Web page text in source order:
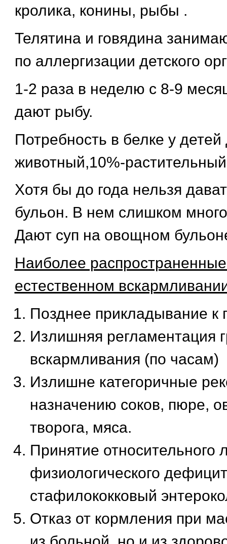
кролика, конины, рыбы .
Телятина и говядина
по аллергизации детского
1-2 раза в неделю с 8-9
дают рыбу.
Потребность в белке у
животный,10%-
Хотя бы до года нельзя
бульон. В нем слишком
Дают суп на овощном
Наиболее
естественном
Позднее прикладывание к
Излишняя регламентация
вскармливания (по часам)
Излишне категоричные
назначению соков, пюре,
творога, мяса.
Принятие относительного
физиологического
стафилококковый
Отказ от кормления при